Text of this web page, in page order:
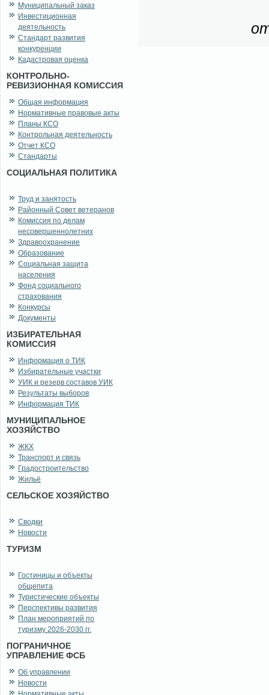
Муниципальный заказ
Инвестиционная
деятельность
Стандарт развития
конкуренции
Кадастровая оценка
КОНТРОЛЬНО-
РЕВИЗИОННАЯ КОМИССИЯ
Общая информация
Нормативные правовые акты
Планы КСО
Контрольная деятельность
Отчет КСО
Стандарты
СОЦИАЛЬНАЯ ПОЛИТИКА
Труд и занятость
Районный Совет ветеранов
Комиссия по делам
несовершеннолетних
Здравоохранение
Образование
Социальная защита
населения
Фонд социального
страхования
Конкурсы
Документы
ИЗБИРАТЕЛЬНАЯ
КОМИССИЯ
Информация о ТИК
Избирательные участки
УИК и резерв составов УИК
Результаты выборов
Информация ТИК
МУНИЦИПАЛЬНОЕ
ХОЗЯЙСТВО
ЖКХ
Транспорт и связь
Градостроительство
Жильё
СЕЛЬСКОЕ ХОЗЯЙСТВО
Сводки
Новости
ТУРИЗМ
Гостиницы и объекты
общепита
Туристические объекты
Перспективы развития
План мероприятий по
туризму 2026-2030 гг.
ПОГРАНИЧНОЕ
УПРАВЛЕНИЕ ФСБ
Об управлении
Новости